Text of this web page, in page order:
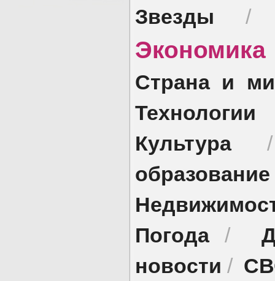
Звезды
Страна и
Технологии
Культура
образование
Погода/
новости /